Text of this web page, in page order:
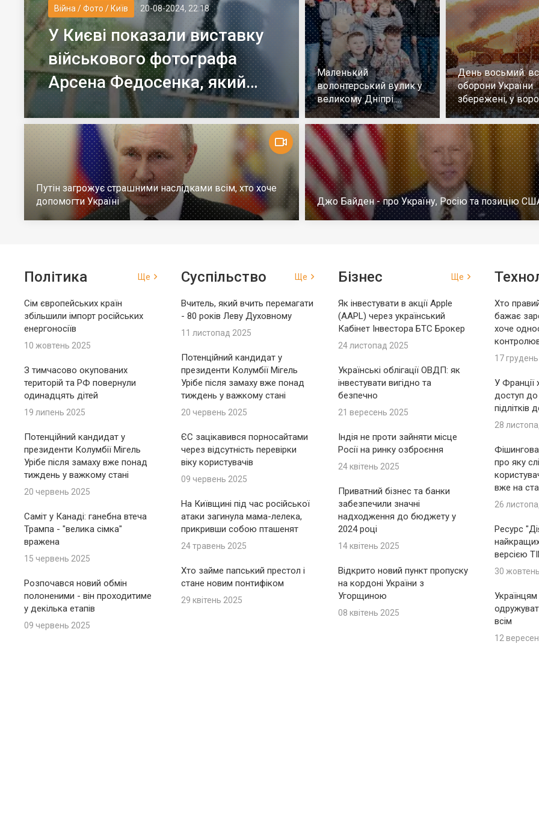
Війна / Фото / Київ 20-08-2024, 22:18
У Києві показали виставку
військового фотографа
Арсена Федосенка, який
загинув на війні
Маленький
волонтерський вулик у
великому Дніпрі.
Репортаж
День восьмий: всі
оборони України
збережені, у
немає успіху
Путін загрожує страшними наслідками всім, хто хоче
допомогти Україні
Джо Байден - про Україну, Росію та позицію
Політика Ще
Сім європейських країн
збільшили імпорт російських
енергоносіїв
10 жовтень 2025
З тимчасово окупованих
територій та РФ повернули
одинадцять дітей
19 липень 2025
Потенційний кандидат у
президенти Колумбії Мігель
Урібе після замаху вже понад
тиждень у важкому стані
20 червень 2025
Саміт у Канаді: ганебна втеча
Трампа - "велика сімка"
вражена
15 червень 2025
Розпочався новий обмін
полоненими - він проходитиме
у декілька етапів
09 червень 2025
Суспільство Ще
Вчитель, який вчить перемагати
- 80 років Леву Духовному
11 листопад 2025
Потенційний кандидат у
президенти Колумбії Мігель
Урібе після замаху вже понад
тиждень у важкому стані
20 червень 2025
ЄС зацікавився порносайтами
через відсутність перевірки
віку користувачів
09 червень 2025
На Київщині під час російської
атаки загинула мама-лелека,
прикривши собою пташенят
24 травень 2025
Хто займе папський престол і
стане новим понтифіком
29 квітень 2025
Бізнес Ще
Як інвестувати в акції Apple
(AAPL) через український
Кабінет Інвестора БТС Брокер
24 листопад 2025
Українські облігації ОВДП: як
інвестувати вигідно та
безпечно
21 вересень 2025
Індія не проти зайняти місце
Росії на ринку озброєння
24 квітень 2025
Приватний бізнес та банки
забезпечили значні
надходження до бюджету у
2024 році
14 квітень 2025
Відкрито новий пункт пропуску
на кордоні України з
Угорщиною
08 квітень 2025
Хто
бажає
хоче
17
У Франції
доступ
підлітків
28
про яку
вже на
26
Ресурс
найкращих
версією
30
всім
12